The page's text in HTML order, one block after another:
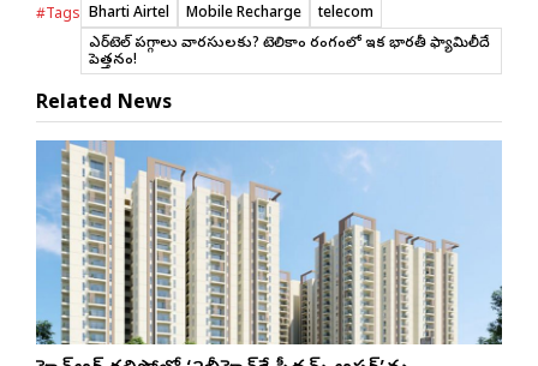
#Tags Bharti Airtel Mobile Recharge
telecom
ఎయిర్‌టెల్ పగ్గాలు వారసులకు? టెలికాం రంగంలో ఇక భారతీ ఫ్యామిలీదే
పెత్తనం!
Related News